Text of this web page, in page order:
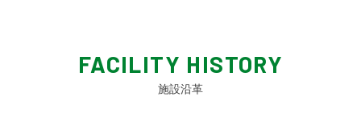
FACILITY HISTORY
施設沿革